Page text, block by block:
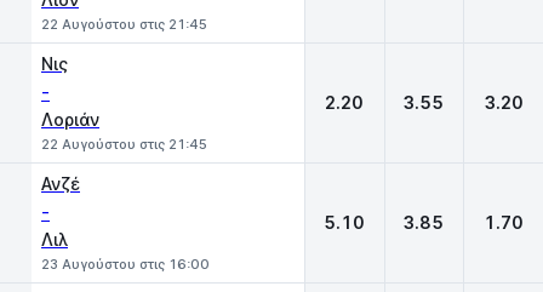
22 Αυγούστου στις 21:45
Νις
-
Λοριάν
22 Αυγούστου στις 21:45
2.20 3.55 3.20
Ανζέ
-
Λιλ
23 Αυγούστου στις 16:00
5.10 3.85 1.70